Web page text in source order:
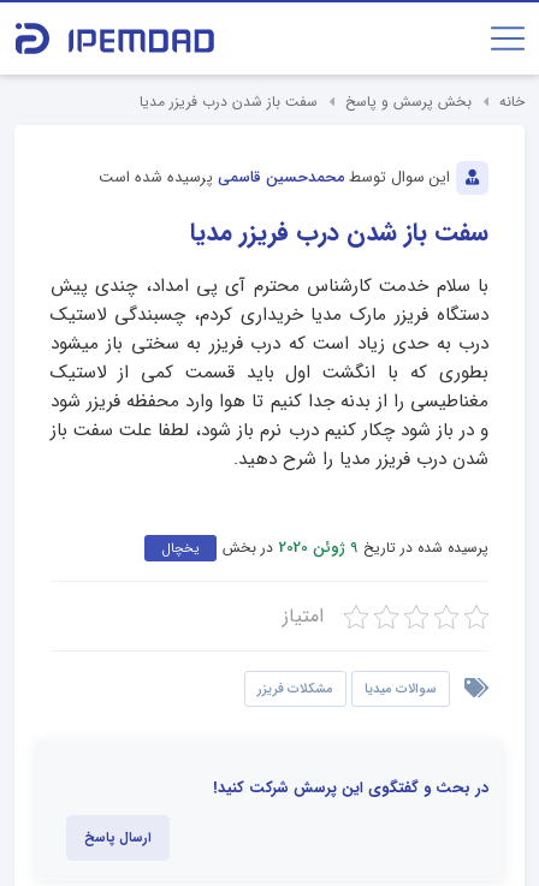
خانه بخش پرسش و پاسخ سفت باز شدن درب فریزر مدیا
این سوال توسط محمدحسین قاسمی پرسیده شده است
سفت باز شدن درب فریزر مدیا
با سلام خدمت کارشناس محترم آی پی امداد، چندی پیش
دستگاه فریزر مارک مدیا خریداری کردم، چسبندگی لاستیک
درب به حدی زیاد است که درب فریزر به سختی باز میشود
بطوری که با انگشت اول باید قسمت کمی از لاستیک
مغناطیسی را از بدنه جدا کنیم تا هوا وارد محفظه فریزر شود
و در باز شود چکار کنیم درب نرم باز شود، لطفا علت سفت باز
شدن درب فریزر مدیا را شرح دهید.
پرسیده شده در تاریخ 9 ژوئن 2020 در بخش یخچال
امتیاز
سوالات میدیا مشکلات فریزر
در بحث و گفتگوی این پرسش شرکت کنید!
ارسال پاسخ